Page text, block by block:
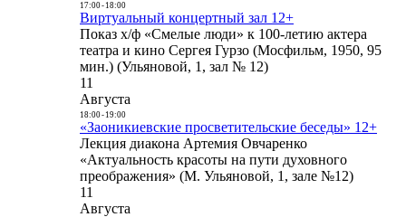
17:00- 18:00
Виртуальный концертный зал 12+
Показ х/ф «Смелые люди» к 100-летию актера
театра и кино Сергея Гурзо (Мосфильм, 1950, 95
мин.) (Ульяновой, 1, зал № 12)
11
Августа
18:00- 19:00
«Заоникиевские просветительские беседы» 12+
Лекция диакона Артемия Овчаренко
«Актуальность красоты на пути духовного
преображения» (М. Ульяновой, 1, зале №12)
11
Августа